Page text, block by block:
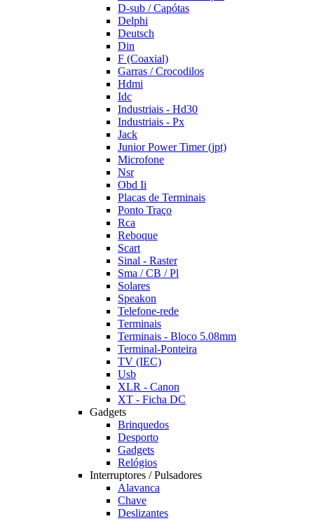
D-sub / Capótas
Delphi
Deutsch
Din
F (Coaxial)
Garras / Crocodilos
Hdmi
Idc
Industriais - Hd30
Industriais - Px
Jack
Junior Power Timer (jpt)
Microfone
Nsr
Obd Ii
Placas de Terminais
Ponto Traço
Rca
Reboque
Scart
Sinal - Raster
Sma / CB / Pl
Solares
Speakon
Telefone-rede
Terminais
Terminais - Bloco 5.08mm
Terminal-Ponteira
TV (IEC)
Usb
XLR - Canon
XT - Ficha DC
Gadgets
Brinquedos
Desporto
Gadgets
Relógios
Interruptores / Pulsadores
Alavanca
Chave
Deslizantes